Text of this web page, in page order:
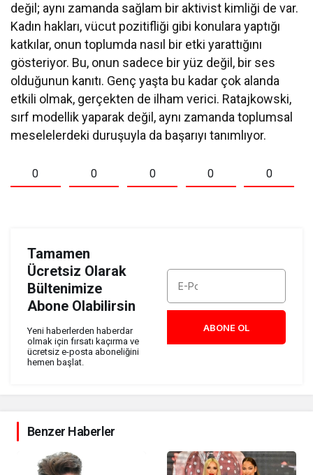
değil; aynı zamanda sağlam bir aktivist kimliği de var.
Kadın hakları, vücut pozitifliği gibi konulara yaptığı
katkılar, onun toplumda nasıl bir etki yarattığını
gösteriyor. Bu, onun sadece bir yüz değil, bir ses
olduğunun kanıtı. Genç yaşta bu kadar çok alanda
etkili olmak, gerçekten de ilham verici. Ratajkowski,
sırf modellik yaparak değil, aynı zamanda toplumsal
meselelerdeki duruşuyla da başarıyı tanımlıyor.
0 0 0 0 0
Tamamen
Ücretsiz Olarak
Bültenimize
Abone Olabilirsin
Yeni haberlerden haberdar
olmak için fırsatı kaçırma ve
ücretsiz e-posta aboneliğini
hemen başlat.
ABONE OL
Benzer Haberler